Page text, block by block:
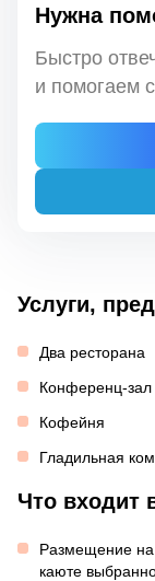
Нужна
Быстро
и помогаем
Услуги,
Два ресторана
Конференц-зал
Кофейня
Гладильная
Что входит
Размещение на
каюте